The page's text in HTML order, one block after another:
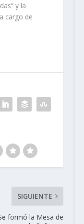
y la
cargo de
SIGUIENTE
formó la Mesa de